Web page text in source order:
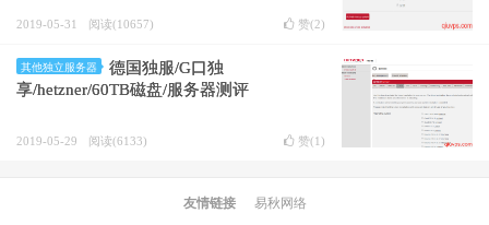
2019-05-31 阅读(10657) 赞(2)
其他独立服务器
德国独服/G口独
享/hetzner/60TB磁盘/服务器测评
2019-05-29 阅读(6133) 赞(1 )
友情链接 易秋网络